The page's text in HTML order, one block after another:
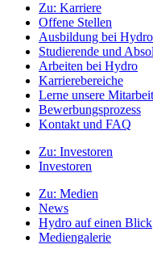
Zu: Karriere
Offene Stellen
Ausbildung bei Hydro
Studierende und
Arbeiten bei Hydro
Karrierebereiche
Lerne unsere
Bewerbungsprozess
Kontakt und FAQ
Zu: Investoren
Investoren
Zu: Medien
News
Hydro auf einen Blick
Mediengalerie